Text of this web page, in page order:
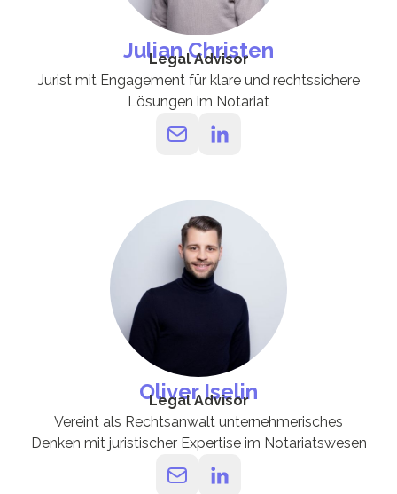
Julian Christen
Legal Advisor
Jurist mit Engagement für klare und rechtssichere
Lösungen im Notariat
Oliver Iselin
Legal Advisor
Vereint als Rechtsanwalt unternehmerisches
Denken mit juristischer Expertise im Notariatswesen